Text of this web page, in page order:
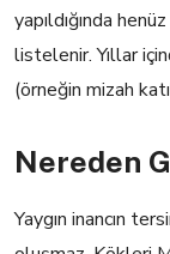
yapıldığında
listelenir. Yıllar
(örneğin mizah
Nereden
Yaygın inancın